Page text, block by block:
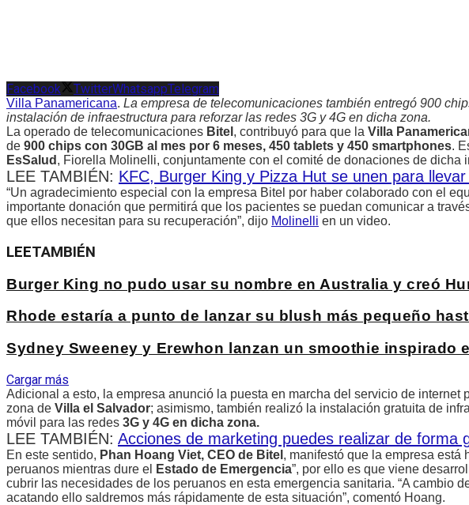
Facebook TwitterWhatsappTelegram
Villa Panamericana. La empresa de telecomunicaciones también entregó 900
instalación de infraestructura para reforzar las redes 3G y 4G en dicha zona.
La operado de telecomunicaciones Bitel , contribuyó para que la Villa
de 900 chips con 30GB al mes por 6 meses, 450 tablets y 450 smartphones.
EsSalud , Fiorella Molinelli, conjuntamente con el comité de donaciones de dicha
LEE TAMBIÉN: KFC, Burger King y Pizza Hut se unen para
“Un agradecimiento especial con la empresa Bitel por haber colaborado con el
importante donación que permitirá que los pacientes se puedan comunicar a
que ellos necesitan para su recuperación”, dijo Molinelli en un video.
LEETAMBIÉN
Burger King no pudo usar su nombre en Australia y creó
Rhode estaría a punto de lanzar su blush más pequeño
Sydney Sweeney y Erewhon lanzan un smoothie
Cargar más
Adicional a esto, la empresa anunció la puesta en marcha del servicio de internet
zona de Villa el Salvador; asimismo, también realizó la instalación gratuita de
móvil para las redes 3G y 4G en dicha zona.
LEE TAMBIÉN: Acciones de marketing puedes realizar de forma
En este sentido, Phan Hoang Viet, CEO de Bitel , manifestó que la empresa está
peruanos mientras dure el
Estado de Emergencia”, por ello es que viene
cubrir las necesidades de los peruanos en esta emergencia sanitaria. “A cambio
acatando ello saldremos más rápidamente de esta situación”, comentó Hoang.